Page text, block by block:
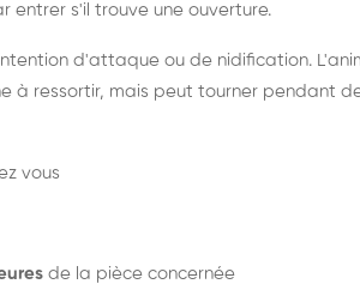
s'il trouve une ouverture.
d'attaque ou de nidification.
à ressortir, mais peut tourner pendant
vous
de la pièce concernée